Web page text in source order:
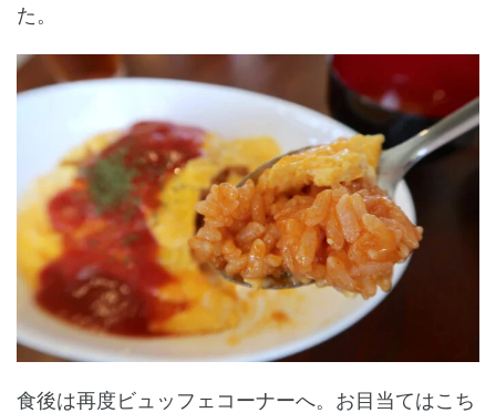
た。
食後は再度ビュッフェコーナーへ。お目当てはこち